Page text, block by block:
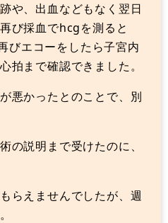
や、出血などもなく翌日
び採血でhcgを測ると
びエコーをしたら子宮内
拍まで確認できました。
悪かったとのことで、別
の説明まで受けたのに、
らえませんでしたが、週